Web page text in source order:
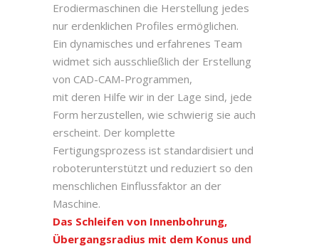
Erodiermaschinen die Herstellung jedes
nur erdenklichen Profiles ermöglichen.
Ein dynamisches und erfahrenes Team
widmet sich ausschließlich der Erstellung
von CAD-CAM-Programmen,
mit deren Hilfe wir in der Lage sind, jede
Form herzustellen, wie schwierig sie auch
erscheint. Der komplette
Fertigungsprozess ist standardisiert und
roboterunterstützt und reduziert so den
menschlichen Einflussfaktor an der
Maschine.
Das Schleifen von Innenbohrung,
Übergangsradius mit dem Konus und